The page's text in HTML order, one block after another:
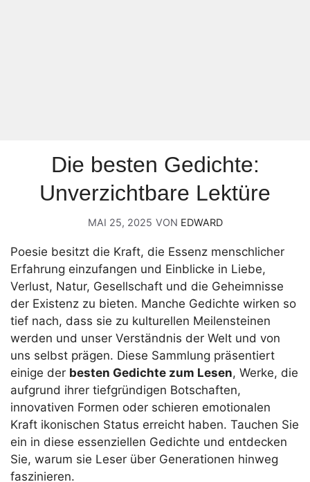
Die besten Gedichte:
Unverzichtbare Lektüre
MAI 25, 2025 VON EDWARD
Poesie besitzt die Kraft, die Essenz menschlicher
Erfahrung einzufangen und Einblicke in Liebe,
Verlust, Natur, Gesellschaft und die Geheimnisse
der Existenz zu bieten. Manche Gedichte wirken so
tief nach, dass sie zu kulturellen Meilensteinen
werden und unser Verständnis der Welt und von
uns selbst prägen. Diese Sammlung präsentiert
einige der besten Gedichte zum Lesen, Werke, die
aufgrund ihrer tiefgründigen Botschaften,
innovativen Formen oder schieren emotionalen
Kraft ikonischen Status erreicht haben. Tauchen Sie
ein in diese essenziellen Gedichte und entdecken
Sie, warum sie Leser über Generationen hinweg
faszinieren.